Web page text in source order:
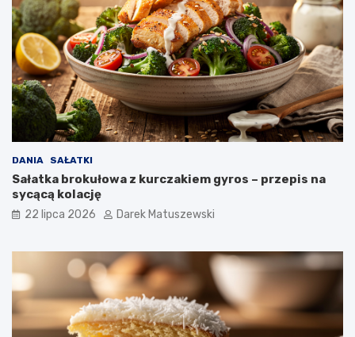
DANIA SAŁATKI
Sałatka brokułowa z kurczakiem gyros – przepis na
sycącą kolację
22 lipca 2026 Darek Matuszewski